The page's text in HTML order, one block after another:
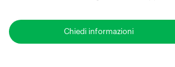
Chiedi informazioni